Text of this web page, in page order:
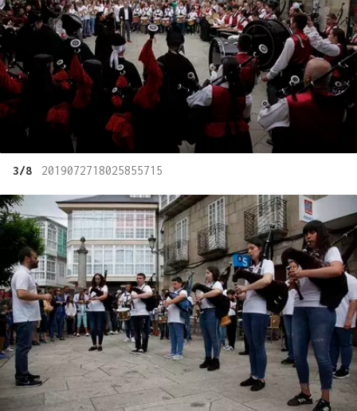
3/8 2019072718025855715